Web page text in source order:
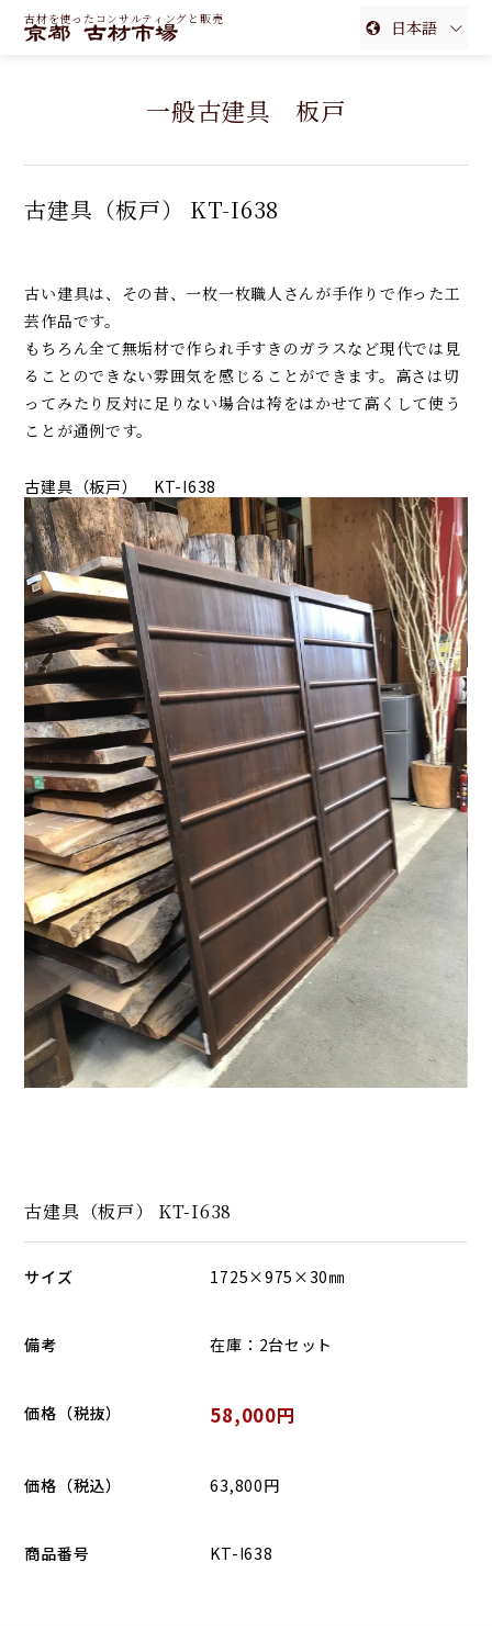
古材を使ったコンサルティングと販売
日本語
繁体中文
一般古建具 板戸
古建具（板戸） KT-I638
古い建具は、その昔、一枚一枚職人さんが手作りで作った工
芸作品です。
もちろん全て無垢材で作られ手すきのガラスなど現代では見
ることのできない雰囲気を感じることができます。高さは切
ってみたり反対に足りない場合は袴をはかせて高くして使う
ことが通例です。
古建具（板戸） KT-I638
古建具（板戸） KT-I638
サイズ 1725×975×30㎜
備考 在庫：2台セット
価格（税抜） 58,000円
価格（税込） 63,800円
商品番号 KT-I638